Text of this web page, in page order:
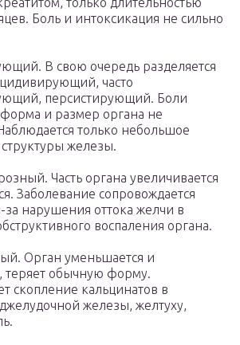
Боль и интоксикация не сильно
В свою очередь разделяется
часто
персистирующий. Боли
и размер органа не
только небольшое
железы.
Часть органа увеличивается
Заболевание сопровождается
за нарушения оттока желчи в
воспаления органа.
Орган уменьшается и
теряет обычную форму.
скопление кальцинатов в
железы, желтуху,